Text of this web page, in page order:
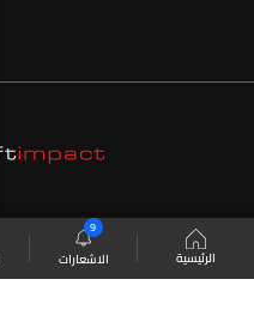
الرئيسية الاشعارات
9
موقع البرامج